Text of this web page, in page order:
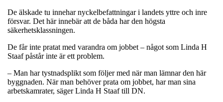
De älskade tu innehar nyckelbefattningar i landets yttre och inre
försvar. Det här innebär att de båda har den högsta
säkerhetsklassningen.
De får inte pratat med varandra om jobbet – något som Linda H
Staaf påstår inte är ett problem.
– Man har tystnadsplikt som följer med när man lämnar den här
byggnaden. När man behöver prata om jobbet, har man sina
arbetskamrater, säger Linda H Staaf till DN.